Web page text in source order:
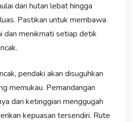
dari hutan lebat hingga
Pastikan untuk membawa
dan menikmati setiap detik
pendaki akan disuguhkan
memukau. Pemandangan
dari ketinggian menggugah
kepuasan tersendiri. Rute